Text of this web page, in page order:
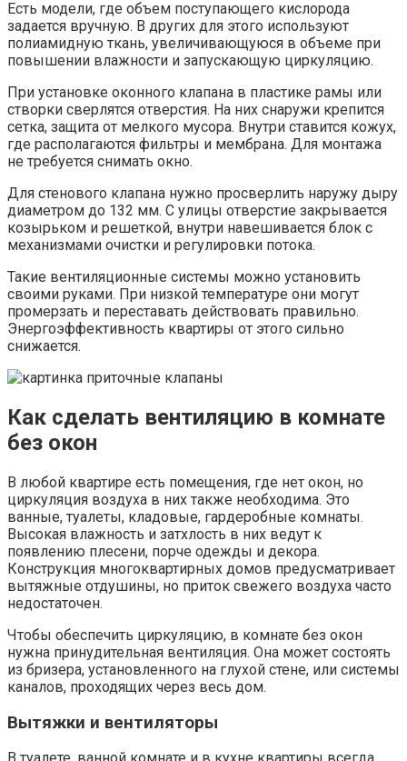
Есть модели, где объем поступающего кислорода
задается вручную. В других для этого используют
полиамидную ткань, увеличивающуюся в объеме при
повышении влажности и запускающую циркуляцию.
При установке оконного клапана в пластике рамы или
створки сверлятся отверстия. На них снаружи крепится
сетка, защита от мелкого мусора. Внутри ставится кожух,
где располагаются фильтры и мембрана. Для монтажа
не требуется снимать окно.
Для стенового клапана нужно просверлить наружу дыру
диаметром до 132 мм. С улицы отверстие закрывается
козырьком и решеткой, внутри навешивается блок с
механизмами очистки и регулировки потока.
Такие вентиляционные системы можно установить
своими руками. При низкой температуре они могут
промерзать и переставать действовать правильно.
Энергоэффективность квартиры от этого сильно
снижается.
Как сделать вентиляцию в комнате
без окон
В любой квартире есть помещения, где нет окон, но
циркуляция воздуха в них также необходима. Это
ванные, туалеты, кладовые, гардеробные комнаты.
Высокая влажность и затхлость в них ведут к
появлению плесени, порче одежды и декора.
Конструкция многоквартирных домов предусматривает
вытяжные отдушины, но приток свежего воздуха часто
недостаточен.
Чтобы обеспечить циркуляцию, в комнате без окон
нужна принудительная вентиляция. Она может состоять
из бризера, установленного на глухой стене, или системы
каналов, проходящих через весь дом.
Вытяжки и вентиляторы